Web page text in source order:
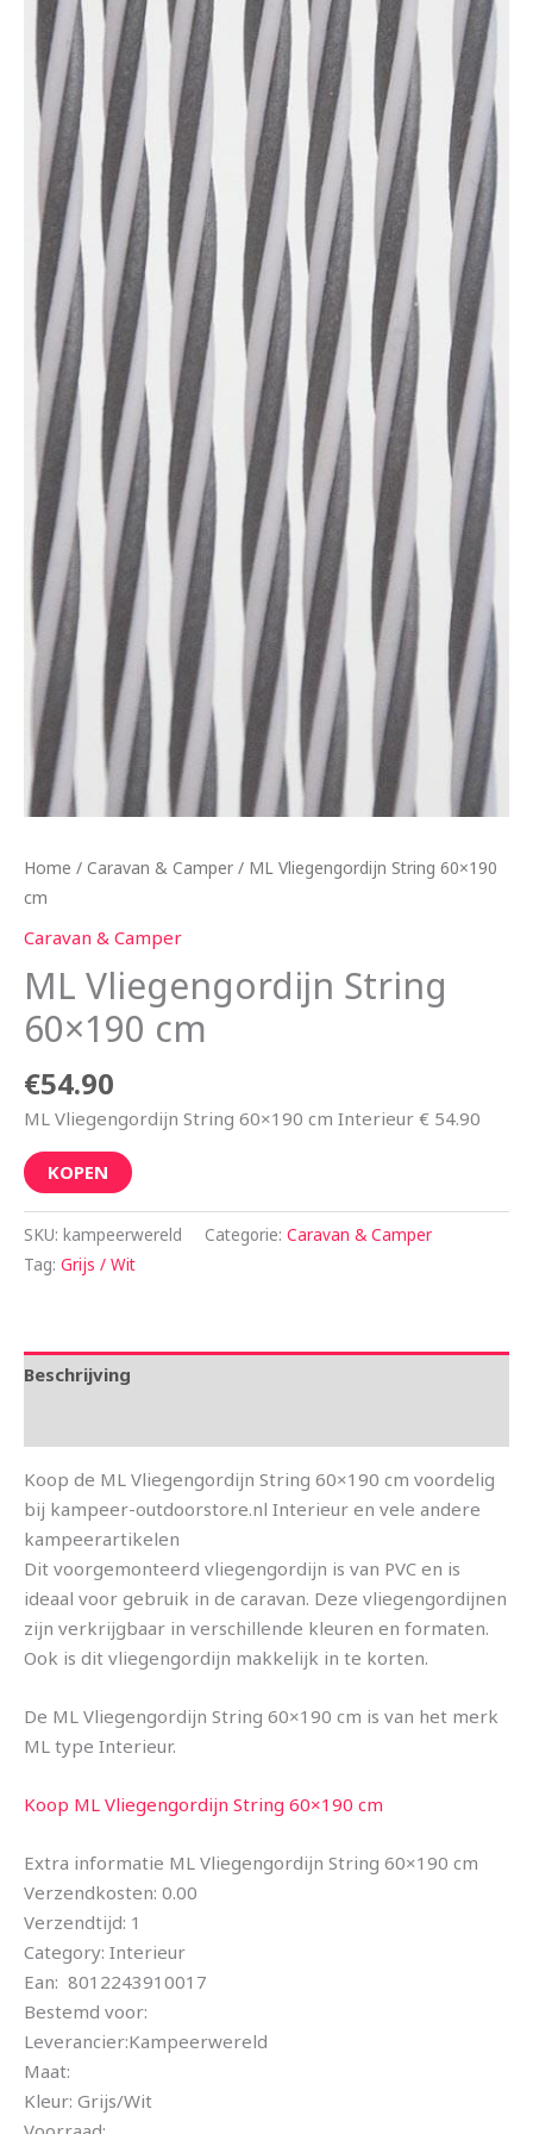
Home / Caravan & Camper / ML Vliegengordijn String 60×190
cm
Caravan & Camper
ML Vliegengordijn String
60×190 cm
€54.90
ML Vliegengordijn String 60×190 cm Interieur € 54.90
KOPEN
SKU: kampeerwereld Categorie: Caravan & Camper
Tag: Grijs / Wit
Beschrijving
Koop de ML Vliegengordijn String 60×190 cm voordelig
bij kampeer-outdoorstore.nl Interieur en vele andere
kampeerartikelen
Dit voorgemonteerd vliegengordijn is van PVC en is
ideaal voor gebruik in de caravan. Deze vliegengordijnen
zijn verkrijgbaar in verschillende kleuren en formaten.
Ook is dit vliegengordijn makkelijk in te korten.
De ML Vliegengordijn String 60×190 cm is van het merk
ML type Interieur.
Koop ML Vliegengordijn String 60×190 cm
Extra informatie ML Vliegengordijn String 60×190 cm
Verzendkosten: 0.00
Verzendtijd: 1
Category: Interieur
Ean: 8012243910017
Bestemd voor:
Leverancier:Kampeerwereld
Maat:
Kleur: Grijs/Wit